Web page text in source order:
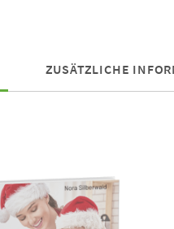
ZUSÄTZLICHE